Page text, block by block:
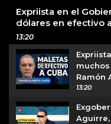
Expriista en el
dólares en efectivo
13:20
Ramón
13:20